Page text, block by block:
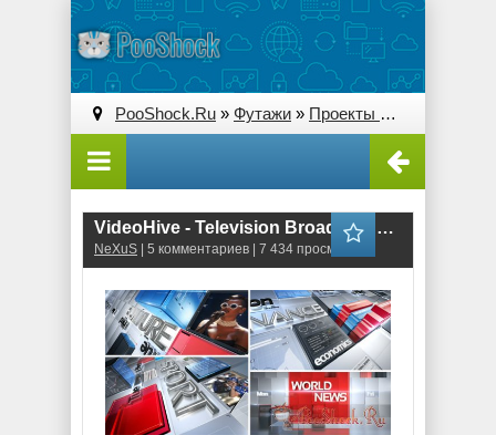
PooShock.Ru » Футажи » Проекты After Effects
VideoHive - Television Broadcast News Pack (.aep)
NeXuS | 5 комментариев | 7 434 просмотров